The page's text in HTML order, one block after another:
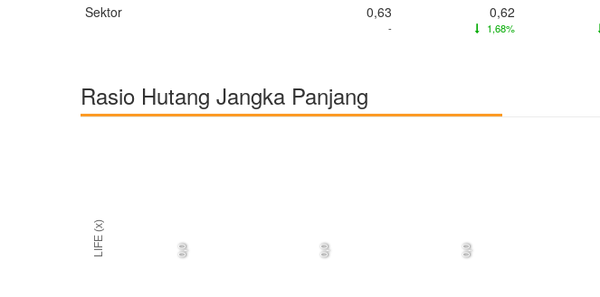
Sektor 0,63
-
0,62
1,68%
Rasio Hutang Jangka Panjang
LIFE (x) 0,0 0,0 0,0